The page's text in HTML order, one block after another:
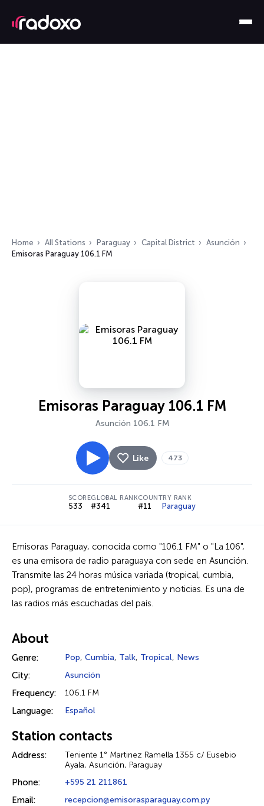
Home All Stations Paraguay Capital District
Asunción
Emisoras Paraguay 106.1 FM
Emisoras Paraguay 106.1 FM
Asunción 106.1 FM
Like 473
SCORE
533
GLOBAL RANK
#341
COUNTRY RANK
#11 Paraguay
Emisoras Paraguay, conocida como "106.1 FM" o "La 106",
es una emisora de radio paraguaya con sede en Asunción.
Transmite las 24 horas música variada (tropical, cumbia,
pop), programas de entretenimiento y noticias. Es una de
las radios más escuchadas del país.
About
Genre: Pop, Cumbia, Talk, Tropical, News
City: Asunción
Frequency: 106.1 FM
Language: Español
Station contacts
Address:
Teniente 1° Martinez Ramella 1355 c/ Eusebio
Ayala, Asunción, Paraguay
Phone: +595 21 211861
Email: recepcion@emisorasparaguay.com.py